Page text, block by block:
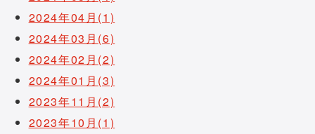
2024年04月(1)
2024年03月(6)
2024年02月(2)
2024年01月(3)
2023年11月(2)
2023年10月(1)